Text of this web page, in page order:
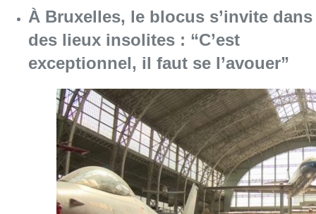
À Bruxelles, le blocus s’invite dans
des lieux insolites : “C’est
exceptionnel, il faut se l’avouer”